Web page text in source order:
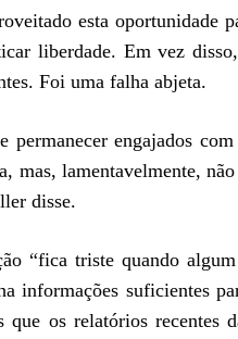
esta oportunidade
liberdade. Em vez
Foi uma falha abjeta.
permanecer engajados
mas, lamentavelmente,
disse.
“fica triste quando
informações suficientes
os relatórios recentes